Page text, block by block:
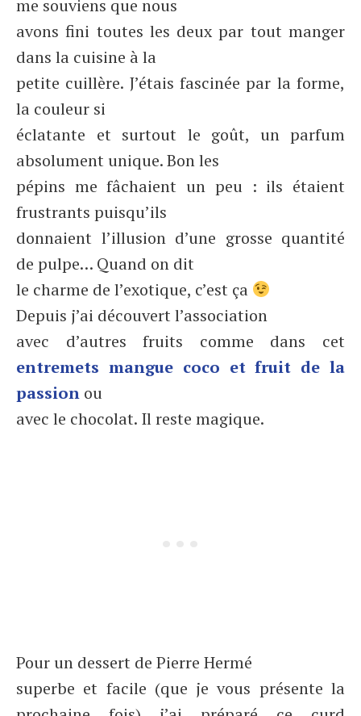
me souviens que nous
avons fini toutes les deux par tout manger
dans la cuisine à la
petite cuillère. J’étais fascinée par la forme,
la couleur si
éclatante et surtout le goût, un parfum
absolument unique. Bon les
pépins me fâchaient un peu : ils étaient
frustrants puisqu’ils
donnaient l’illusion d’une grosse quantité
de pulpe… Quand on dit
le charme de l’exotique, c’est ça
Depuis j’ai découvert l’association
avec d’autres fruits comme dans cet
entremets mangue coco et fruit de la
passion ou
avec le chocolat. Il reste magique.
Pour un dessert de Pierre Hermé
superbe et facile (que je vous présente la